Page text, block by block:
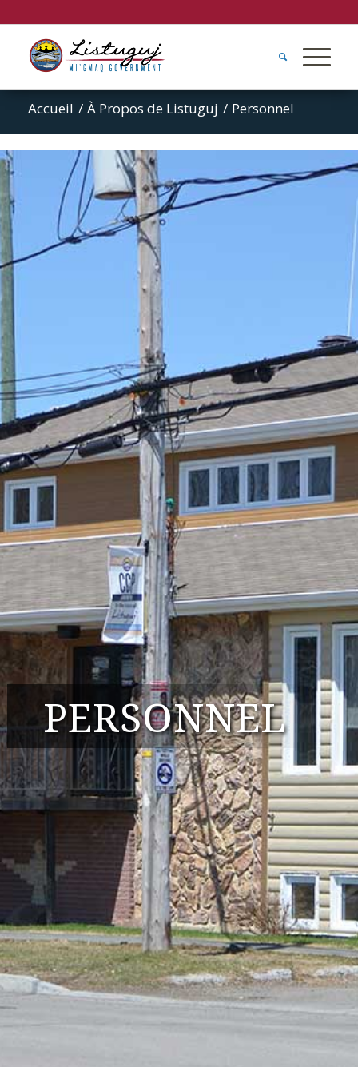
Accueil / À Propos de Listuguj / Personnel
PERSONNEL